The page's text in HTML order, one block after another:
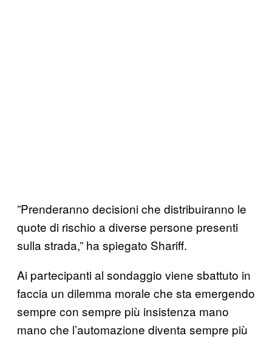
”Prenderanno decisioni che distribuiranno le
quote di rischio a diverse persone presenti
sulla strada,” ha spiegato Shariff.
Ai partecipanti al sondaggio viene sbattuto in
faccia un dilemma morale che sta emergendo
sempre con sempre più insistenza mano
mano che l’automazione diventa sempre più